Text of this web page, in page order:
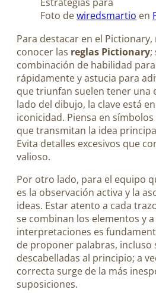
Foto dewiredsmartio en
Para destacar en el
conocer las reglas Pictionary;
combinación de habilidad
rápidamente y astucia para
que triunfan suelen tener una
lado del dibujo, la clave está
iconicidad. Piensa en
que transmitan la idea
Evita detalles excesivos que
valioso.
Por otro lado, para el equipo
es la observación activa y la
ideas. Estar atento a cada
se combinan los elementos y
interpretaciones es
de proponer palabras, incluso
descabelladas al principio; a
correcta surge de la más
suposiciones.